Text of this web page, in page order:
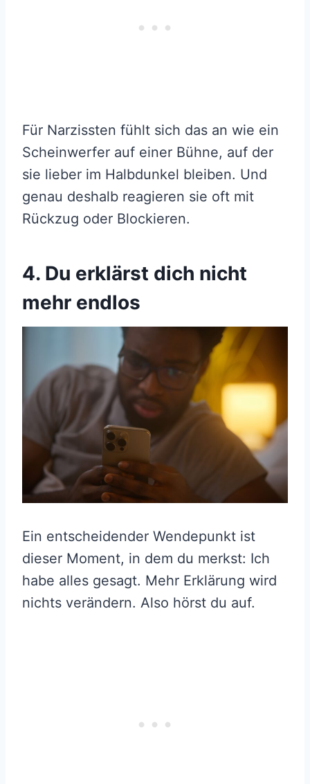
Für Narzissten fühlt sich das an wie ein
Scheinwerfer auf einer Bühne, auf der
sie lieber im Halbdunkel bleiben. Und
genau deshalb reagieren sie oft mit
Rückzug oder Blockieren.
4. Du erklärst dich nicht
mehr endlos
Ein entscheidender Wendepunkt ist
dieser Moment, in dem du merkst: Ich
habe alles gesagt. Mehr Erklärung wird
nichts verändern. Also hörst du auf.